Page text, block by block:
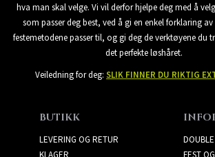
hva man skal velge. Vi vil derfor hjelpe deg med å
som passer deg best, ved å gi en enkel forklaring
festemetodene passer til, og gi deg de verktøyene du
det perfekte løshåret.
Veiledning for deg: SLIK FINNER DU RIKTIG
BUTIKK
LEVERING OG RETUR
KLAGER
FEST